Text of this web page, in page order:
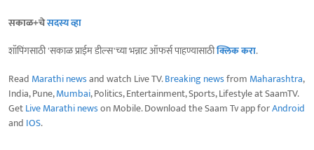
सकाळ+चेसदस्य व्हा
शॉपिंगसाठी 'सकाळ प्राईम डील्स'च्या भन्नाट ऑफर्स पाहण्यासाठीक्लिक करा.
Read Marathi newsand watch Live TV.Breaking newsfrom Maharashtra,
India, Pune,Mumbai, Politics, Entertainment, Sports, Lifestyle at SaamTV.
GetLive Marathi newson Mobile. Download the Saam Tv app forAndroid
and IOS.